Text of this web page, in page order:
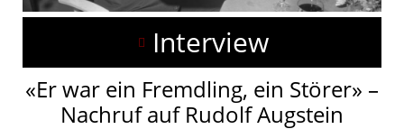
Interview
«Er war ein Fremdling, ein Störer» –
Nachruf auf Rudolf Augstein